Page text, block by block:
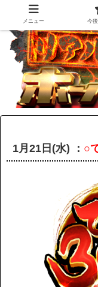
1月21日(水) ： ○
メニュー 今